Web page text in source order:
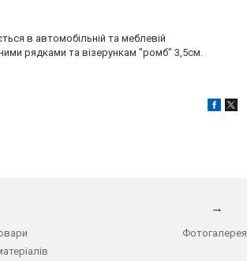
в автомобільній та меблевій
рядками та візерункам "ромб" 3,5см.
→
Фотогалерея